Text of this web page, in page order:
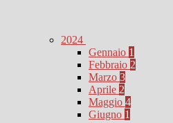
2024
Gennaio 1
Febbraio 2
Marzo 3
Aprile 2
Maggio 4
Giugno 1